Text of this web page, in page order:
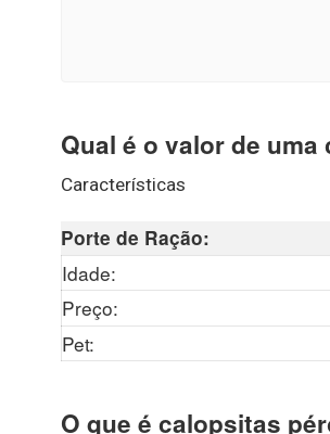
Qual é o valor de
Características
Porte de Ração:
Idade:
Preço:
Pet:
O que é calopsitas